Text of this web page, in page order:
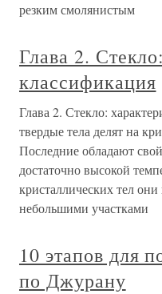
резким смолянистым
Глава 2.
классификация
Глава 2. Стекло:
твердые тела делят на
Последние обладают
достаточно высокой
кристаллических тел
небольшими участками
10 этапов для
по Джурану